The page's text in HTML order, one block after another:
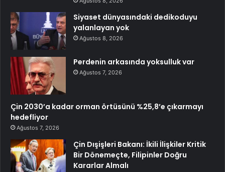
Siyaset dünyasındaki dedikoduyu
yalanlayan yok
Ağustos 8, 2026
Perdenin arkasında yoksulluk var
Ağustos 7, 2026
Çin 2030’a kadar orman örtüsünü %25,8’e çıkarmayı
hedefliyor
Ağustos 7, 2026
Çin Dışişleri Bakanı: İkili İlişkiler Kritik
Bir Dönemeçte, Filipinler Doğru
Kararlar Almalı